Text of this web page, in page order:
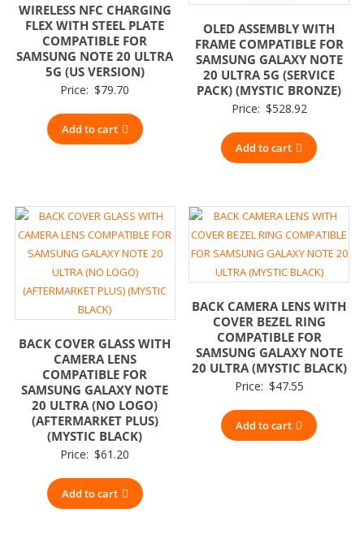
WIRELESS NFC CHARGING
FLEX WITH STEEL PLATE
COMPATIBLE FOR
SAMSUNG NOTE 20 ULTRA
5G (US VERSION)
Price: $79.70
Add to cart
OLED ASSEMBLY WITH
FRAME COMPATIBLE FOR
SAMSUNG GALAXY NOTE
20 ULTRA 5G (SERVICE
PACK) (MYSTIC BRONZE)
Price: $528.92
Add to cart
BACK COVER GLASS WITH
CAMERA LENS
COMPATIBLE FOR
SAMSUNG GALAXY NOTE
20 ULTRA (NO LOGO)
(AFTERMARKET PLUS)
(MYSTIC BLACK)
Price: $61.20
Add to cart
BACK CAMERA LENS WITH
COVER BEZEL RING
COMPATIBLE FOR
SAMSUNG GALAXY NOTE
20 ULTRA (MYSTIC BLACK)
Price: $47.55
Add to cart